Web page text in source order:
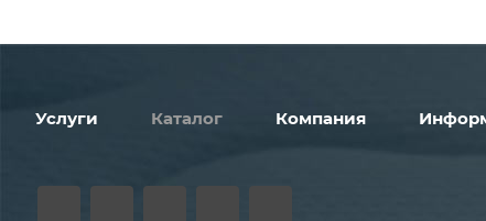
Услуги Каталог Компания